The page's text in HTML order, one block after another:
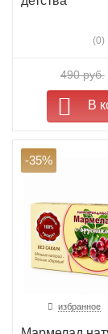
(0)
490 руб.
В
-35%
избранное